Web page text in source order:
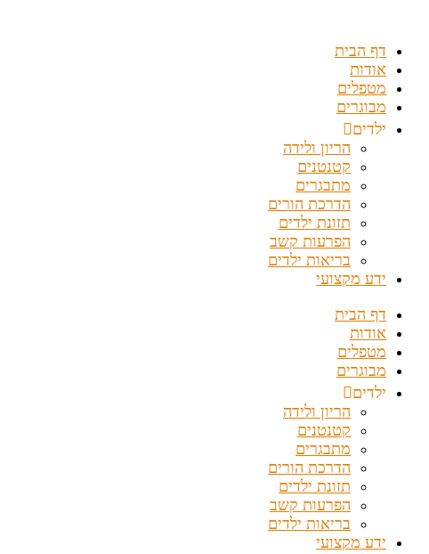
דף הבית
אודות
מטפלים
מבוגרים
ילדים
הריון ולידה
קטנטנים
מתבגרים
הדרכת הורים
תזונת ילדים
הפרעות קשב
בריאות ילדים
ידע מקצועי
דף הבית
אודות
מטפלים
מבוגרים
ילדים
הריון ולידה
קטנטנים
מתבגרים
הדרכת הורים
תזונת ילדים
הפרעות קשב
בריאות ילדים
ידע מקצועי